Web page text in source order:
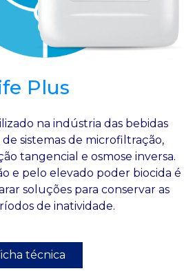
Plus
na indústria das bebidas
sistemas de microfiltração,
tangencial e osmose inversa.
e pelo elevado poder biocida é
soluções para conservar as
de inatividade.
técnica